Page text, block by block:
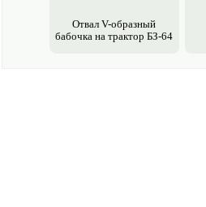
Отвал V-образный
бабочка на трактор БЗ-64